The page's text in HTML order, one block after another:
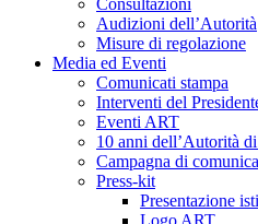
Consultazioni
Audizioni dell’Autorità
Misure di regolazione
Media ed Eventi
Comunicati stampa
Interventi del
Eventi ART
10 anni dell’Autorità
Campagna di
Press-kit
Presentazione
Logo ART